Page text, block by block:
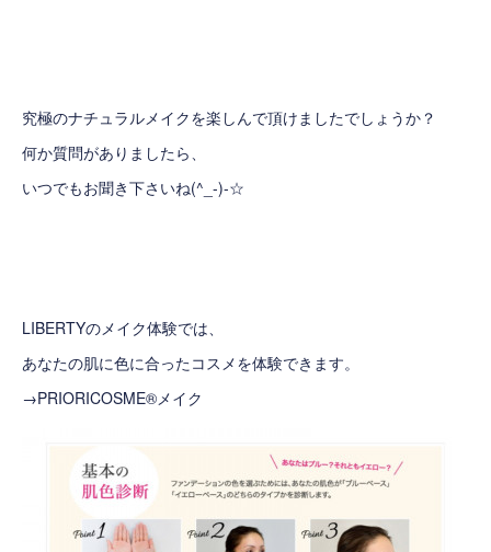
究極のナチュラルメイクを楽しんで頂けましたでしょうか？
何か質問がありましたら、
いつでもお聞き下さいね(^_-)-☆
LIBERTYのメイク体験では、
あなたの肌に色に合ったコスメを体験できます。
→PRIORICOSME®メイク